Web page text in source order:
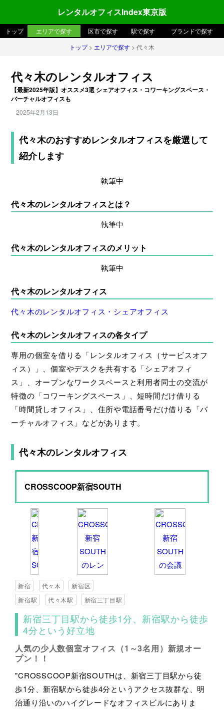
レンタルオフィスIndex東京版
トップ エリアで探す 区市で探す 駅で探す
ブランドで探す
トップ> エリアで探す > 代々木
代々木のレンタルオフィス
【最新2025年版】オススメ3選 シェアオフィス・コワーキングスペース・
バーチャルオフィスも
2025年2月13日
代々木のおすすめレンタルオフィスを厳選して
紹介します
執筆中
代々木のレンタルオフィスとは？
執筆中
代々木のレンタルオフィスのメリット
執筆中
代々木のレンタルオフィス
代々木のレンタルオフィス・シェアオフィス
代々木のレンタルオフィスの各タイプ
専用の個室を借りる「レンタルオフィス（サービスオフ
ィス）」、個室やデスクを共有する「シェアオフィ
ス」、オープンなワークスペースと利用者同士の交流が
特徴の「コワーキングスペース」、短時間だけ借りる
「時間貸しオフィス」、住所や電話番号だけ借りる「バ
ーチャルオフィス」などがあります。
代々木のレンタルオフィス
CROSSCOOP新宿SOUTH
新宿 代々木
新宿区
新宿駅
代々木駅 新宿三丁目駅
新宿三丁目駅から徒歩1分、新宿駅から徒歩
4分という好立地
人気の少人数個室オフィス（1～3名用）新規オー
プン！！
"CROSSCOOP新宿SOUTHは、新宿三丁目駅から徒
歩1分、新宿駅から徒歩4分というアクセス抜群な、明
治通り沿いのハイグレードなオフィスビルにありま